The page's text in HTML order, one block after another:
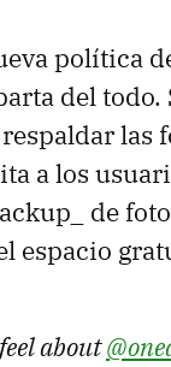
política
del
las
a los
de
espacio
about